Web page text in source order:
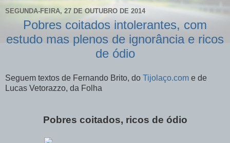
SEGUNDA-FEIRA, 27 DE OUTUBRO DE 2014
Pobres coitados intolerantes, com
estudo mas plenos de ignorância e ricos
de ódio
Seguem textos de Fernando Brito, do Tijolaço.com e de
Lucas Vetorazzo, da Folha
Pobres coitados, ricos de ódio